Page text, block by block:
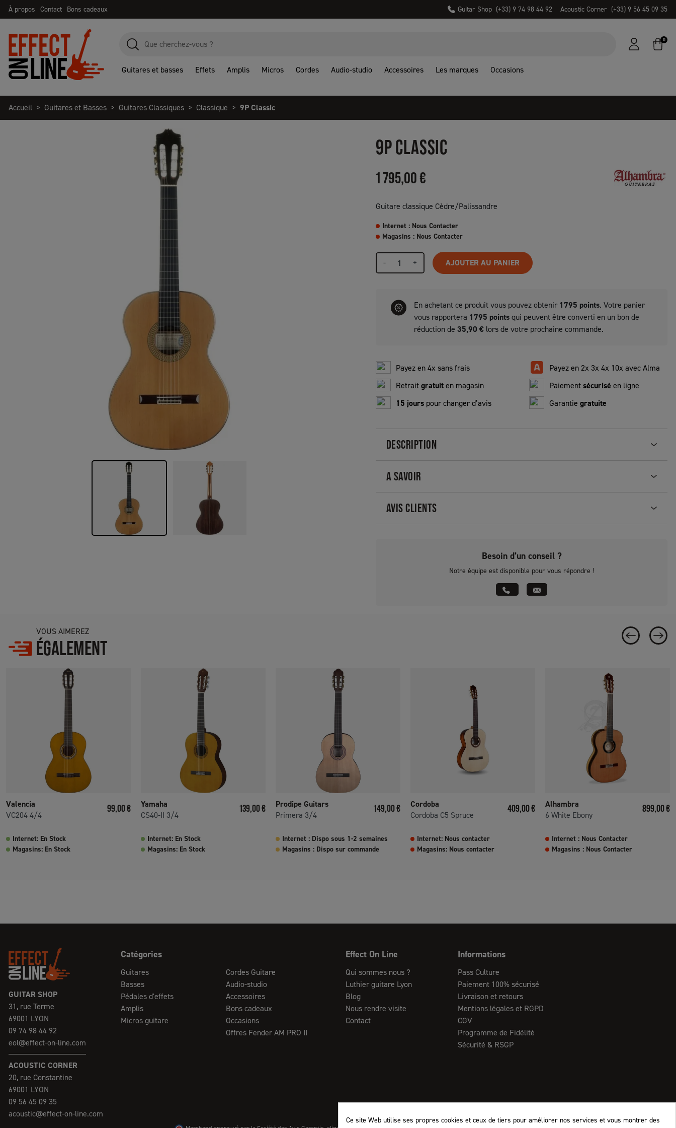
À propos Contact Bons cadeaux Guitar Shop (+33) 9 74 98 44 92 Acoustic Corner (+33) 9 56 45 09 35
0
Guitares et basses Effets Amplis Micros Cordes Audio-studio Accessoires Les marques Occasions
Accueil Guitares et Basses Guitares Classiques Classique 9P Classic
9P CLASSIC
1 795,00 €
Guitare classique Cèdre/Palissandre
Internet : Nous Contacter
Magasins : Nous Contacter
- + AJOUTER AU PANIER
En achetant ce produit vous pouvez obtenir 1795 points. Votre panier
vous rapportera 1795 pointsqui peuvent être converti en un bon de
réduction de 35,90 € lors de votre prochaine commande.
Payez en 4x sans frais
Payez en 2x 3x 4x 10x avec Alma
Retraitgratuiten magasin Paiementsécurisé en ligne
15 jours pour changer d’avis Garantie gratuite
DESCRIPTION
A SAVOIR
AVIS CLIENTS
Besoin d’un conseil ?
Notre équipe est disponible pour vous répondre !
VOUS AIMEREZ
ÉGALEMENT
Valencia
VC204 4/4
Prix
99,00 €
Internet: En Stock
Magasins: En Stock
Yamaha
CS40-II 3/4
Prix
139,00 €
Internet: En Stock
Magasins: En Stock
Prodipe Guitars
Primera 3/4
Prix
149,00 €
Internet : Dispo sous 1-2 semaines
Magasins : Dispo sur commande
Cordoba
Cordoba C5 Spruce
Prix
409,00 €
Internet: Nous contacter
Magasins: Nous contacter
Alhambra
6 White Ebony
Prix
899,00 €
Internet : Nous Contacter
Magasins : Nous Contacter
GUITAR SHOP
31, rue Terme
69001 LYON
09 74 98 44 92
eol@effect-on-line.com
ACOUSTIC CORNER
20, rue Constantine
69001 LYON
09 56 45 09 35
acoustic@effect-on-line.com
Catégories
Guitares
Basses
Pédales d'effets
Amplis
Micros guitare
Cordes Guitare
Audio-studio
Accessoires
Bons cadeaux
Occasions
Offres Fender AM PRO II
Effect On Line
Qui sommes nous ?
Luthier guitare Lyon
Blog
Nous rendre visite
Contact
Informations
Pass Culture
Paiement 100% sécurisé
Livraison et retours
Mentions légales et RGPD
CGV
Programme de Fidélité
Sécurité & RSGP
Ce site Web utilise ses propres cookies et ceux de tiers pour améliorer nos services et vous montrer des